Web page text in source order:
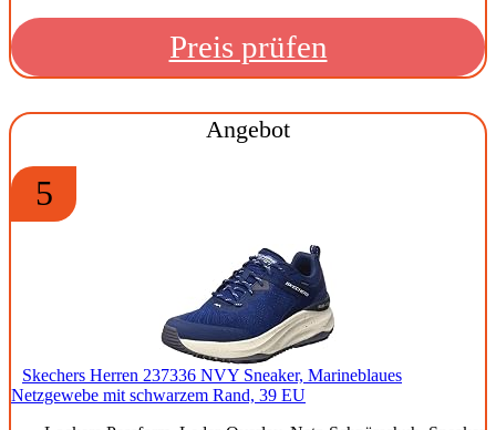
Preis prüfen
Angebot
5
Skechers Herren 237336 NVY Sneaker, Marineblaues
Netzgewebe mit schwarzem Rand, 39 EU